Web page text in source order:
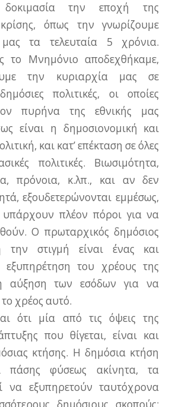
δοκιμασία την εποχή της
κρίσης, όπως την γνωρίζουμε
τα τελευταία 5 χρόνια.
το Μνημόνιο αποδεχθήκαμε,
την κυριαρχία μας σε
πολιτικές, οι οποίες
πυρήνα της εθνικής μας
είναι η δημοσιονομική και
και κατ’ επέκταση σε όλες
πολιτικές. Βιωσιμότητα,
πρόνοια, κ.λπ., και αν δεν
εξουδετερώνονται εμμέσως,
υπάρχουν πλέον πόροι για να
Ο πρωταρχικός δημόσιος
την στιγμή είναι ένας και
εξυπηρέτηση του χρέους της
αύξηση των εσόδων για να
χρέος αυτό.
ότι μία από τις όψεις της
που θίγεται, είναι και
κτήσης. Η δημόσια κτήση
πάσης φύσεως ακίνητα, τα
να εξυπηρετούν ταυτόχρονα